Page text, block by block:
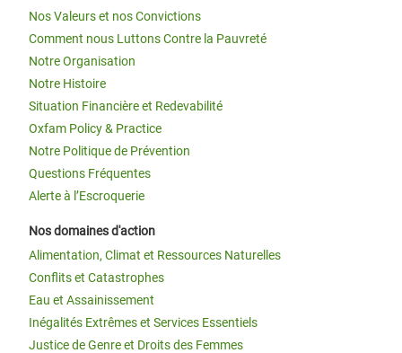
Nos Valeurs et nos Convictions
Comment nous Luttons Contre la Pauvreté
Notre Organisation
Notre Histoire
Situation Financière et Redevabilité
Oxfam Policy & Practice
Notre Politique de Prévention
Questions Fréquentes
Alerte à l’Escroquerie
Nos domaines d'action
Alimentation, Climat et Ressources Naturelles
Conflits et Catastrophes
Eau et Assainissement
Inégalités Extrêmes et Services Essentiels
Justice de Genre et Droits des Femmes